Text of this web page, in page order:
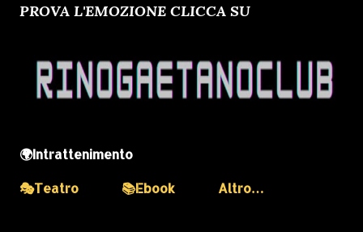
PROVA L'EMOZIONE CLICCA SU
🌍Intrattenimento
🎭Teatro
📚Ebook Altro…